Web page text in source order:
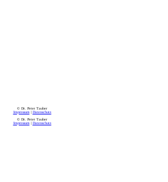
© Dr. Peter Tauber
Impressum| Datenschutz
© Dr. Peter Tauber
Impressum| Datenschutz